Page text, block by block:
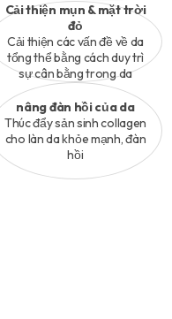
Cải thiện mụn & mặt trời
đỏ
Cải thiện các vấn đề về da
tổng thể bằng cách duy trì
sự cân bằng trong da
nâng đàn hồi của da
Thúc đẩy sản sinh collagen
cho làn da khỏe mạnh, đàn
hồi